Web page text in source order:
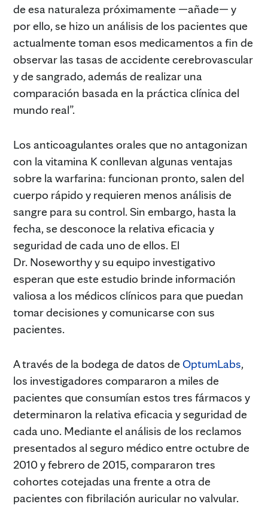
de esa naturaleza próximamente —añade— y
por ello, se hizo un análisis de los pacientes que
actualmente toman esos medicamentos a fin de
observar las tasas de accidente cerebrovascular
y de sangrado, además de realizar una
comparación basada en la práctica clínica del
mundo real”.
Los anticoagulantes orales que no antagonizan
con la vitamina K conllevan algunas ventajas
sobre la warfarina: funcionan pronto, salen del
cuerpo rápido y requieren menos análisis de
sangre para su control. Sin embargo, hasta la
fecha, se desconoce la relativa eficacia y
seguridad de cada uno de ellos. El
Dr. Noseworthy y su equipo investigativo
esperan que este estudio brinde información
valiosa a los médicos clínicos para que puedan
tomar decisiones y comunicarse con sus
pacientes.
A través de la bodega de datos deOptumLabs,
los investigadores compararon a miles de
pacientes que consumían estos tres fármacos y
determinaron la relativa eficacia y seguridad de
cada uno. Mediante el análisis de los reclamos
presentados al seguro médico entre octubre de
2010 y febrero de 2015, compararon tres
cohortes cotejadas una frente a otra de
pacientes con fibrilación auricular no valvular.